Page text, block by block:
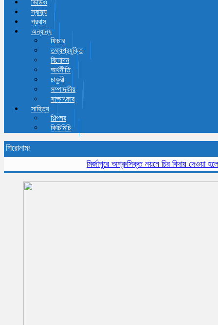
ভিডিও
স্বাস্থ্য
প্রবাস
অন্যান্য
ফিচার
তথ্যপ্রযুক্তি
বিনোদন
অর্থনীতি
চাকুরী
সম্পাদকীয়
সাক্ষাৎকার
সাহিত্য
শিল্পঘর
কিচিমিচি
শিরোনামঃ
মির্জাপুরে অশ্রুসিক্ত নয়নে চির বিদায় দেওয়া হলো